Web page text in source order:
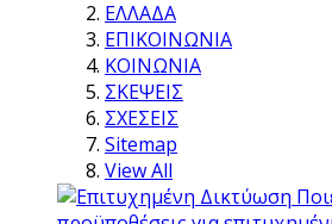
ΕΛΛΑΔΑ
ΕΠΙΚΟΙΝΩΝΙΑ
ΚΟΙΝΩΝΙΑ
ΣΚΕΨΕΙΣ
ΣΧΕΣΕΙΣ
Sitemap
View All